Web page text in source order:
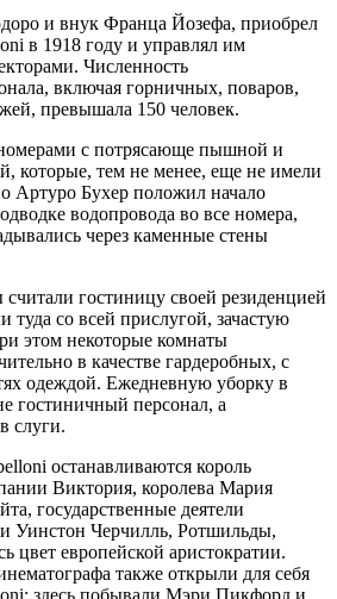
и внук Франца Йозефа, приобрел
в 1918 году и управлял им
Численность
включая горничных, поваров,
превышала 150 человек.
с потрясающе пышной и
которые, тем не менее, еще не имели
Артуро Бухер положил начало
водопровода во все номера,
через каменные стены
гостиницу своей резиденцией
туда со всей прислугой, зачастую
этом некоторые комнаты
в качестве гардеробных, с
одеждой. Ежедневную уборку в
гостиничный персонал, а
слуги.
останавливаются король
Виктория, королева Мария
государственные деятели
Уинстон Черчилль, Ротшильды,
цвет европейской аристократии.
также открыли для себя